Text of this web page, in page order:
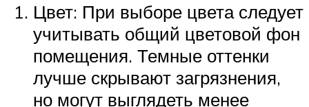
Цвет: При выборе цвета следует
учитывать общий цветовой фон
помещения. Темные оттенки
лучше скрывают загрязнения,
но могут выглядеть менее